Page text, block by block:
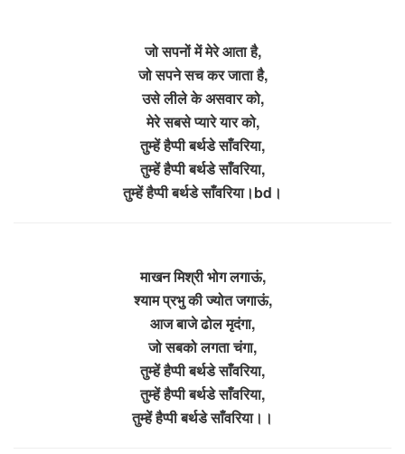
जो सपनों में मेरे आता है,
जो सपने सच कर जाता है,
उसे लीले के असवार को,
मेरे सबसे प्यारे यार को,
तुम्हें हैप्पी बर्थडे साँवरिया,
तुम्हें हैप्पी बर्थडे साँवरिया,
तुम्हें हैप्पी बर्थडे साँवरिया।bd।
माखन मिश्री भोग लगाऊं,
श्याम प्रभु की ज्योत जगाऊं,
आज बाजे ढोल मृदंगा,
जो सबको लगता चंगा,
तुम्हें हैप्पी बर्थडे साँवरिया,
तुम्हें हैप्पी बर्थडे साँवरिया,
तुम्हें हैप्पी बर्थडे साँवरिया।।